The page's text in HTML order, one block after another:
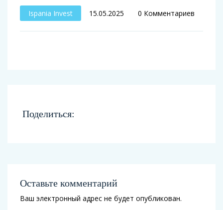
Ispania Invest 15.05.2025 0 Комментариев
Поделиться:
Оставьте комментарий
Ваш электронный адрес не будет опубликован.